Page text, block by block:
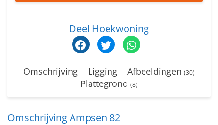
Deel Hoekwoning
Omschrijving Ligging Afbeeldingen (30)
Plattegrond (8)
Omschrijving Ampsen 82